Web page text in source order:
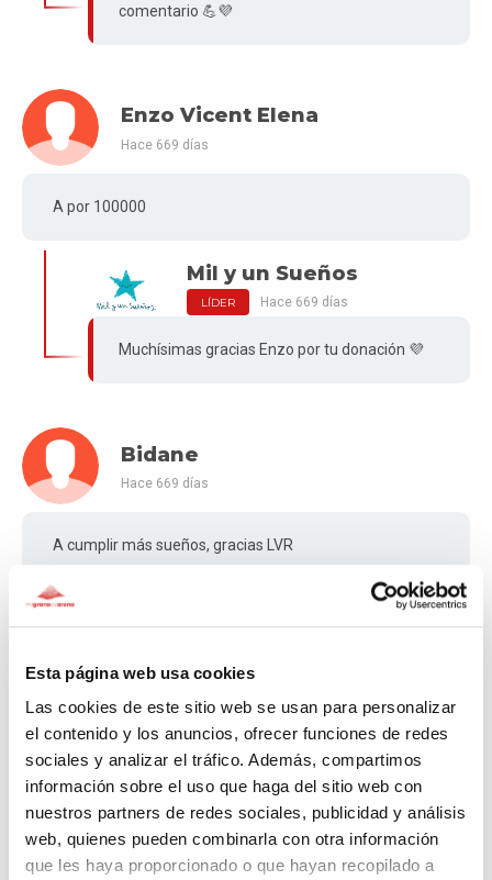
Esta página web usa cookies
Las cookies de este sitio web se usan para personalizar
el contenido y los anuncios, ofrecer funciones de redes
sociales y analizar el tráfico. Además, compartimos
información sobre el uso que haga del sitio web con
nuestros partners de redes sociales, publicidad y análisis
web, quienes pueden combinarla con otra información
que les haya proporcionado o que hayan recopilado a
comentario 💪💜
Enzo Vicent Elena
Hace 669 días
A por 100000
Mil y un Sueños
LÍDER Hace 669 días
Muchísimas gracias Enzo por tu donación 💜
Bidane
Hace 669 días
A cumplir más sueños, gracias LVR
Vane
Hace 669 días